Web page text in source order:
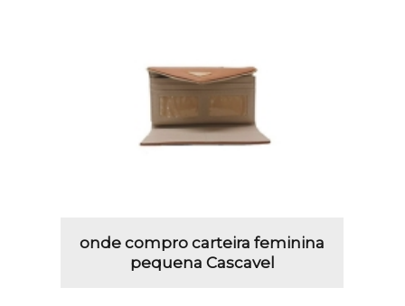
onde compro carteira feminina
pequena Cascavel